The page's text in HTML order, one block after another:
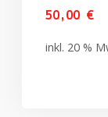
50,00 €
inkl. 20 %